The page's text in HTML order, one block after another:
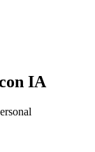
IA